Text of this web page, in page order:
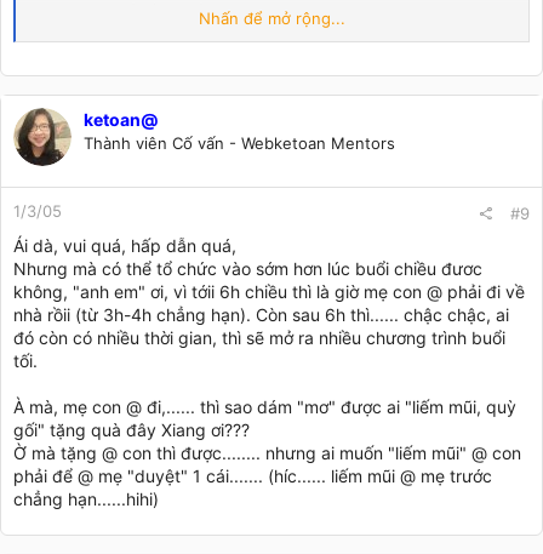
Mình không ở Cầu Giấy nhưng sẽ đi cùng bạn cho đỡ ngại mà.
Thế Cityphone có nhắn tin được không?
Nhấn để mở rộng...
ketoan@
Thành viên Cố vấn - Webketoan Mentors
1/3/05 #9
Ái dà, vui quá, hấp dẫn quá,
Nhưng mà có thể tổ chức vào sớm hơn lúc buổi chiều đươc
không, "anh em" ơi, vì tớii 6h chiều thì là giờ mẹ con @ phải đi về
nhà rồii (từ 3h-4h chẳng hạn). Còn sau 6h thì...... chậc chậc, ai
đó còn có nhiều thời gian, thì sẽ mở ra nhiều chương trình buổi
tối.
À mà, mẹ con @ đi,...... thì sao dám "mơ" được ai "liếm mũi, quỳ
gối" tặng quà đây Xiang ơi???
Ờ mà tặng @ con thì được........ nhưng ai muốn "liếm mũi" @ con
phải để @ mẹ "duyệt" 1 cái....... (híc...... liếm mũi @ mẹ trước
chẳng hạn......hihi)